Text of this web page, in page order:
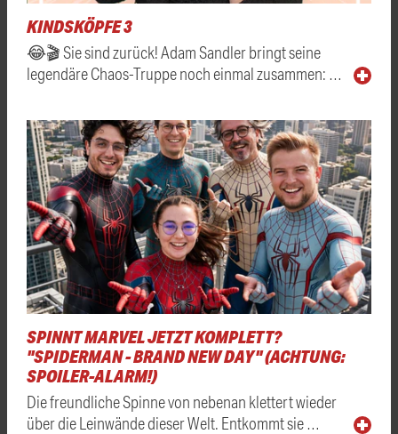
KINDSKÖPFE 3
😂🎬 Sie sind zurück! Adam Sandler bringt seine
legendäre Chaos-Truppe noch einmal zusammen: …
SPINNT MARVEL JETZT KOMPLETT?
"SPIDERMAN - BRAND NEW DAY" (ACHTUNG:
SPOILER-ALARM!)
Die freundliche Spinne von nebenan klettert wieder
über die Leinwände dieser Welt. Entkommt sie …